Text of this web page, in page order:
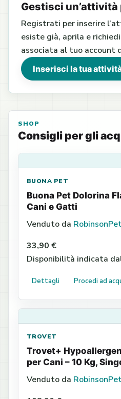
Gestisci un’attività
Registrati per inserire
esiste già, aprila e
associata al tuo account
Inserisci la tua
SHOP
Consigli per gli
BUONA PET
Buona Pet Dolorina
Cani e Gatti
Venduto da
33,90 €
Disponibilità indicata
Dettagli Procedi ad
TROVET
Trovet+
per Cani – 10 Kg,
Venduto da